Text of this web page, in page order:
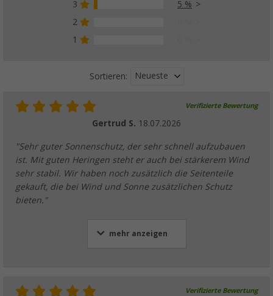
3
5 %
2
1
Sortieren: Neueste
Verifizierte Bewertung
Gertrud S. 18.07.2026
"Sehr guter Sonnenschutz, der sehr schnell aufzubauen
ist. Mit guten Heringen steht er auch bei stärkerem Wind
sehr stabil. Wir haben noch zusätzlich die Seitenteile
gekauft, die bei Wind und Sonne zusätzlichen Schutz
bieten."
mehr anzeigen
Verifizierte Bewertung